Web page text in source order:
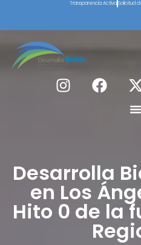
Transparencia Activa Solicitud
Desarrolla
en Los
Hito 0 de la